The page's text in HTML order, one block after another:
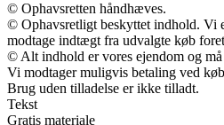
© Ophavsretten håndhæves.
© Ophavsretligt beskyttet indhold. Vi
modtage indtægt fra udvalgte køb
© Alt indhold er vores ejendom og
Vi modtager muligvis betaling ved
Brug uden tilladelse er ikke tilladt.
Tekst
Gratis materiale